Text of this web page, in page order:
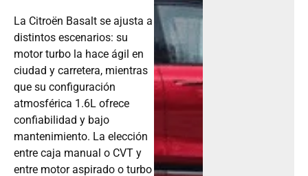
La Citroën Basalt se ajusta a
distintos escenarios: su
motor turbo la hace ágil en
ciudad y carretera, mientras
que su configuración
atmosférica 1.6L ofrece
confiabilidad y bajo
mantenimiento. La elección
entre caja manual o CVT y
entre motor aspirado o turbo